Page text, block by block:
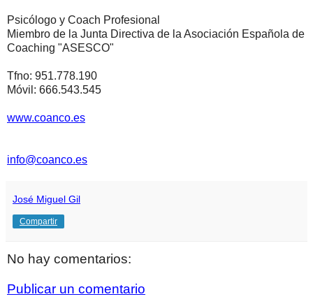
Psicólogo y Coach Profesional
Miembro de la Junta Directiva de la Asociación Española de
Coaching "ASESCO"
Tfno: 951.778.190
Móvil: 666.543.545
www.coanco.es
info@coanco.es
José Miguel Gil
Compartir
No hay comentarios:
Publicar un comentario